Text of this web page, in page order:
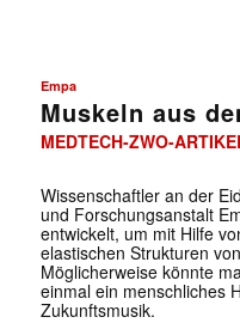
Empa
Muskeln aus
MEDTECH-ZWO-
Wissenschaftler an der
und Forschungsanstalt
entwickelt, um mit Hilfe
elastischen Strukturen
Möglicherweise könnte
einmal ein menschliches
Zukunftsmusik.